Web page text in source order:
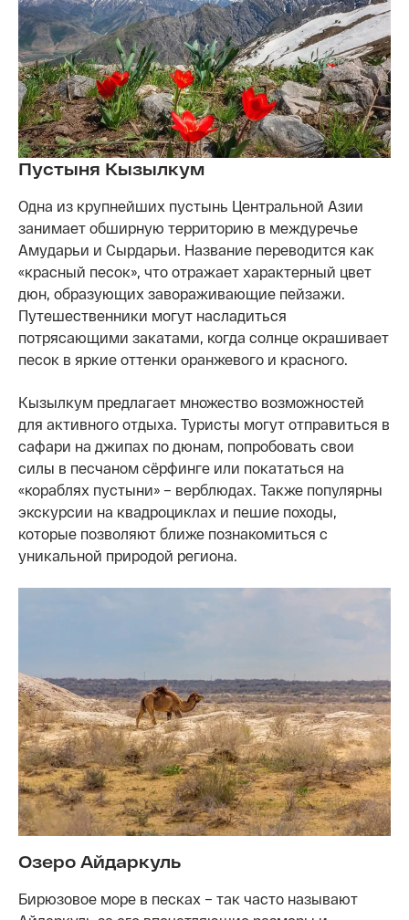
Пустыня Кызылкум
Одна из крупнейших пустынь Центральной Азии
занимает обширную территорию в междуречье
Амударьи и Сырдарьи. Название переводится как
«красный песок», что отражает характерный цвет
дюн, образующих завораживающие пейзажи.
Путешественники могут насладиться
потрясающими закатами, когда солнце окрашивает
песок в яркие оттенки оранжевого и красного.
Кызылкум предлагает множество возможностей
для активного отдыха. Туристы могут отправиться в
сафари на джипах по дюнам, попробовать свои
силы в песчаном сёрфинге или покататься на
«кораблях пустыни» – верблюдах. Также популярны
экскурсии на квадроциклах и пешие походы,
которые позволяют ближе познакомиться с
уникальной природой региона.
Озеро Айдаркуль
Бирюзовое море в песках – так часто называют